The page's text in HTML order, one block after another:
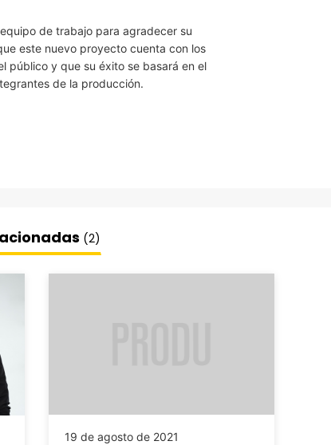
de trabajo para agradecer su
este nuevo proyecto cuenta con los
público y que su éxito se basará en el
de la producción.
(2)
19 de agosto de 2021